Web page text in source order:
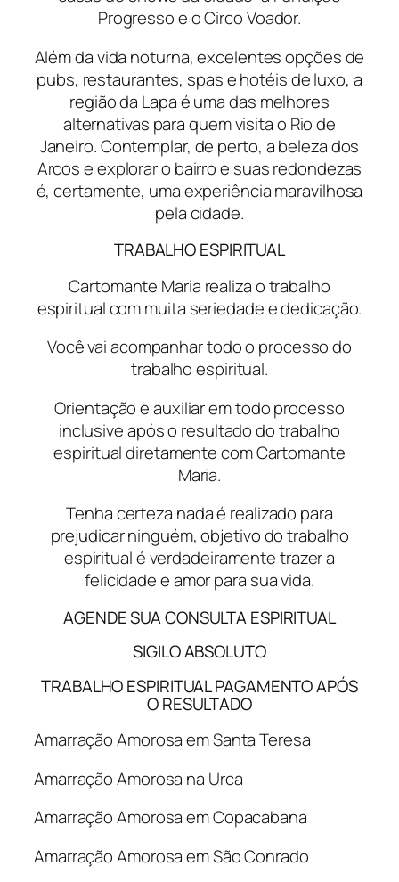
Progresso e o Circo Voador.
Além da vida noturna, excelentes opções de
pubs, restaurantes, spas e hotéis de luxo, a
região da Lapa é uma das melhores
alternativas para quem visita o Rio de
Janeiro. Contemplar, de perto, a beleza dos
Arcos e explorar o bairro e suas redondezas
é, certamente, uma experiência maravilhosa
pela cidade.
TRABALHO ESPIRITUAL
Cartomante Maria realiza o trabalho
espiritual com muita seriedade e dedicação.
Você vai acompanhar todo o processo do
trabalho espiritual.
Orientação e auxiliar em todo processo
inclusive após o resultado do trabalho
espiritual diretamente com Cartomante
Maria.
Tenha certeza nada é realizado para
prejudicar ninguém, objetivo do trabalho
espiritual é verdadeiramente trazer a
felicidade e amor para sua vida.
AGENDE SUA CONSULTA ESPIRITUAL
SIGILO ABSOLUTO
TRABALHO ESPIRITUAL PAGAMENTO APÓS
O RESULTADO
Amarração Amorosa em Santa Teresa
Amarração Amorosa na Urca
Amarração Amorosa em Copacabana
Amarração Amorosa em São Conrado